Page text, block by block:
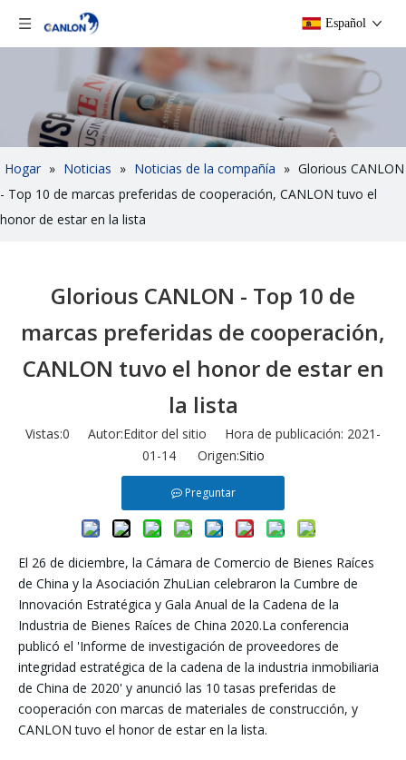
Español
Hogar » Noticias » Noticias de la compañía » Glorious CANLON
- Top 10 de marcas preferidas de cooperación, CANLON tuvo el
honor de estar en la lista
Glorious CANLON - Top 10 de
marcas preferidas de cooperación,
CANLON tuvo el honor de estar en
la lista
Vistas:0 Autor:Editor del sitio Hora de publicación: 2021-
01-14 Origen:Sitio
Preguntar
El 26 de diciembre, la Cámara de Comercio de Bienes Raíces
de China y la Asociación ZhuLian celebraron la Cumbre de
Innovación Estratégica y Gala Anual de la Cadena de la
Industria de Bienes Raíces de China 2020.La conferencia
publicó el 'Informe de investigación de proveedores de
integridad estratégica de la cadena de la industria inmobiliaria
de China de 2020' y anunció las 10 tasas preferidas de
cooperación con marcas de materiales de construcción, y
CANLON tuvo el honor de estar en la lista.